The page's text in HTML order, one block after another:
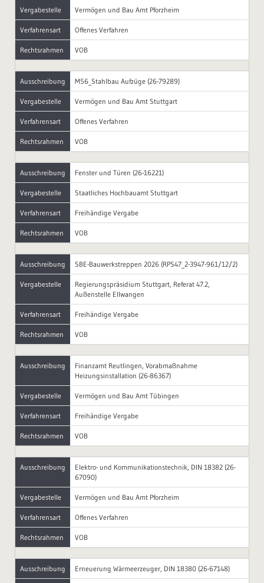
Vergabestelle Vermögen und Bau Amt Pforzheim
Verfahrensart Offenes Verfahren
Rechtsrahmen VOB
Ausschreibung M56_Stahlbau Aufzüge (26-79289)
Vergabestelle Vermögen und Bau Amt Stuttgart
Verfahrensart Offenes Verfahren
Rechtsrahmen VOB
Ausschreibung Fenster und Türen (26-16221)
Vergabestelle Staatliches Hochbauamt Stuttgart
Verfahrensart Freihändige Vergabe
Rechtsrahmen VOB
Ausschreibung SBE-Bauwerkstreppen 2026 (RPS47_2-3947-961/12/2)
Vergabestelle
Regierungspräsidium Stuttgart, Referat 47.2,
Außenstelle Ellwangen
Verfahrensart Freihändige Vergabe
Rechtsrahmen VOB
Ausschreibung
Finanzamt Reutlingen, Vorabmaßnahme
Heizungsinstallation (26-86367)
Vergabestelle Vermögen und Bau Amt Tübingen
Verfahrensart Freihändige Vergabe
Rechtsrahmen VOB
Ausschreibung
Elektro- und Kommunikationstechnik, DIN 18382 (26-
67090)
Vergabestelle Vermögen und Bau Amt Pforzheim
Verfahrensart Offenes Verfahren
Rechtsrahmen VOB
Ausschreibung Erneuerung Wärmeerzeuger, DIN 18380 (26-67148)